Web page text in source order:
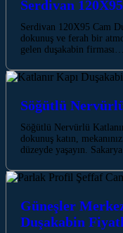
Serdivan
Serdivan 120X95 Cam
dokunuş ve ferah bir
gelen duşakabin firması…
Söğütlü
Söğütlü Nervürlü
dokunuş katın,
düzeyde yaşayın.
Güneşler
Duşakabin